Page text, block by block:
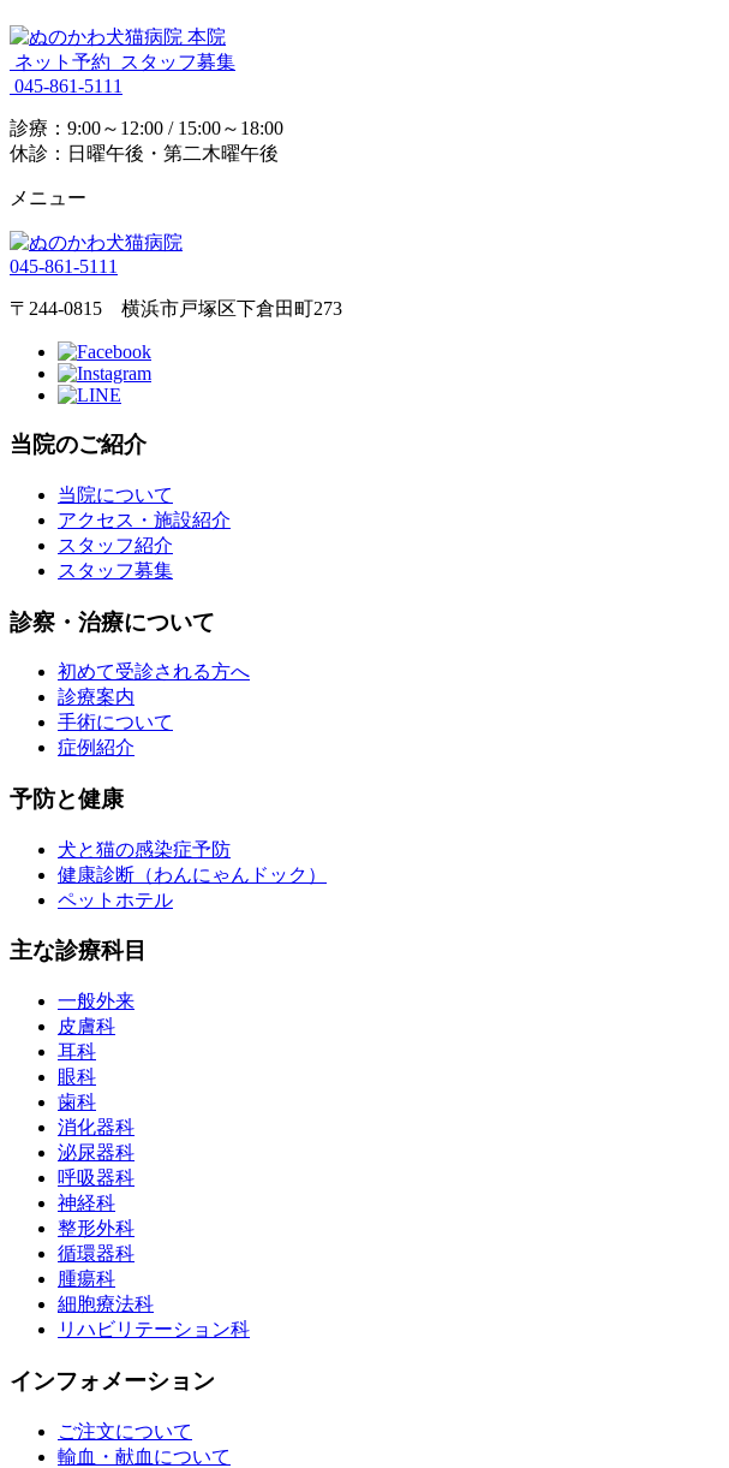
ネット予約 スタッフ募集
045-861-5111
診療：9:00～12:00 / 15:00～18:00
休診：日曜午後・第二木曜午後
メニュー
045-861-5111
〒244-0815 横浜市戸塚区下倉田町273
当院のご紹介
当院について
アクセス・施設紹介
スタッフ紹介
スタッフ募集
診察・治療について
初めて受診される方へ
診療案内
手術について
症例紹介
予防と健康
犬と猫の感染症予防
健康診断（わんにゃんドック）
ペットホテル
主な診療科目
一般外来
皮膚科
耳科
眼科
歯科
消化器科
泌尿器科
呼吸器科
神経科
整形外科
循環器科
腫瘍科
細胞療法科
リハビリテーション科
インフォメーション
ご注文について
輸血・献血について